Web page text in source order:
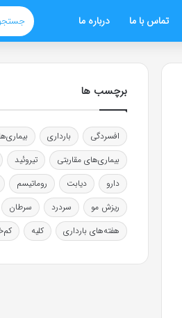
تماس با ما درباره ما
برچسب ها
افسردگی بارداری
بیماری‌های مقاربتی
تیروئید
دارو
دیابت روماتیسم
ریزش مو
سردرد سرطان
هفته‌های بارداری
کلیه